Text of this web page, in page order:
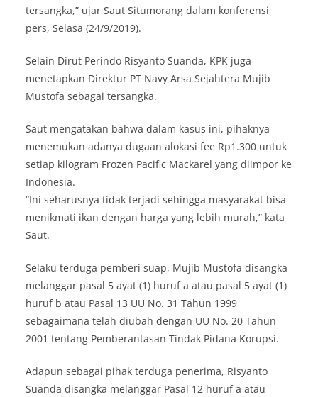
tersangka,” ujar Saut Situmorang dalam konferensi
pers, Selasa (24/9/2019).
Selain Dirut Perindo Risyanto Suanda, KPK juga
menetapkan Direktur PT Navy Arsa Sejahtera Mujib
Mustofa sebagai tersangka.
Saut mengatakan bahwa dalam kasus ini, pihaknya
menemukan adanya dugaan alokasi fee Rp1.300 untuk
setiap kilogram Frozen Pacific Mackarel yang diimpor ke
Indonesia.
“Ini seharusnya tidak terjadi sehingga masyarakat bisa
menikmati ikan dengan harga yang lebih murah,” kata
Saut.
Selaku terduga pemberi suap, Mujib Mustofa disangka
melanggar pasal 5 ayat (1) huruf a atau pasal 5 ayat (1)
huruf b atau Pasal 13 UU No. 31 Tahun 1999
sebagaimana telah diubah dengan UU No. 20 Tahun
2001 tentang Pemberantasan Tindak Pidana Korupsi.
Adapun sebagai pihak terduga penerima, Risyanto
Suanda disangka melanggar Pasal 12 huruf a atau